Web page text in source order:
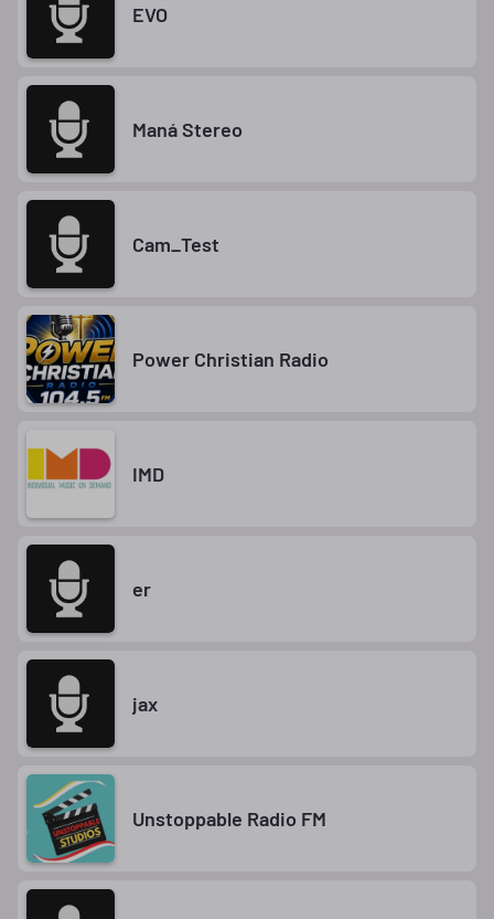
EVO
Maná Stereo
Cam_Test
Power Christian Radio
IMD
er
jax
Unstoppable Radio FM